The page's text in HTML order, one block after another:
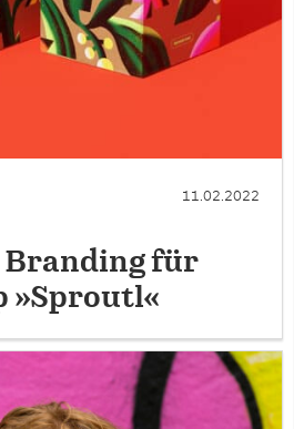
11.02.2022
Branding für
»Sproutl«